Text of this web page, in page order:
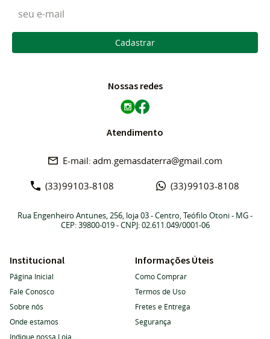
Cadastrar
Nossas redes
Atendimento
(33)99103-8108 (33)99103-8108
adm.gemasdaterra@gmail.com
Rua Engenheiro Antunes, 256, loja 03-Centro, Teófilo Otoni- MG-
CEP: 39800-019- CNPJ: 02.611.049/0001-06
Institucional
Página Inicial
Fale Conosco
Sobre nós
Onde estamos
Indique nossa Loja
Informações Úteis
Como Comprar
Termos de Uso
Fretes e Entrega
Segurança